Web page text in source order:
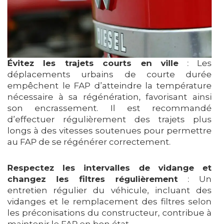
Évitez les trajets courts en ville : Les
déplacements urbains de courte durée
empêchent le FAP d’atteindre la température
nécessaire à sa régénération, favorisant ainsi
son encrassement. Il est recommandé
d’effectuer régulièrement des trajets plus
longs à des vitesses soutenues pour permettre
au FAP de se régénérer correctement.
Respectez les intervalles de vidange et
changez les filtres régulièrement : Un
entretien régulier du véhicule, incluant des
vidanges et le remplacement des filtres selon
les préconisations du constructeur, contribue à